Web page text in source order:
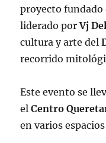
proyecto fundado
liderado porVj
cultura y arte del
recorrido
Este evento se
elCentro
en varios